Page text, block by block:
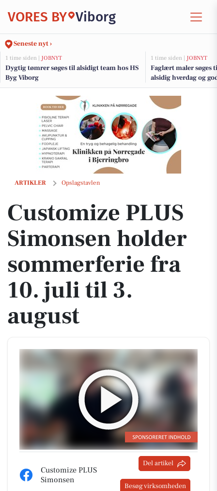
VORES BY Viborg
Seneste nyt ›
1 time siden | JOBNYT
Dygtig tømrer søges til alsidigt team hos HS
Byg Viborg
1 time siden | JOBNYT
Faglært maler søges
alsidig hverdag og
ARTIKLER Opslagstavlen
Customize PLUS Simonsen holder sommerferie fra 10. juli til 3.
Customize PLUS
Simonsen holder
sommerferie fra
10. juli til 3.
august
Customize PLUS
Simonsen
Del artikel
Besøg virksomheden